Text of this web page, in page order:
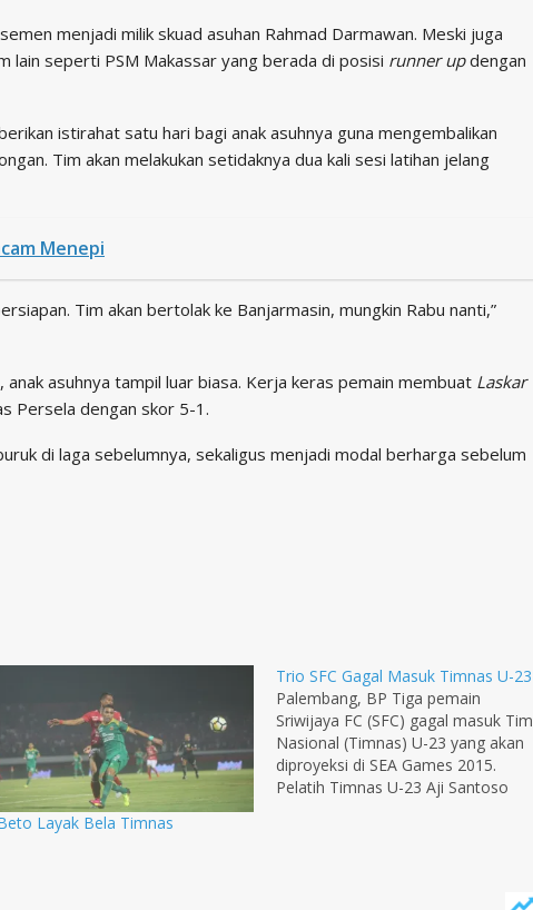
menjadi milik skuad asuhan Rahmad Darmawan. Meski juga
lain seperti PSM Makassar yang berada di posisi runner updengan
istirahat satu hari bagi anak asuhnya guna mengembalikan
Tim akan melakukan setidaknya dua kali sesi latihan jelang
Menepi
Tim akan bertolak ke Banjarmasin, mungkin Rabu nanti,”
asuhnya tampil luar biasa. Kerja keras pemain membuat Laskar
Persela dengan skor 5-1.
di laga sebelumnya, sekaligus menjadi modal berharga sebelum
Layak Bela Timnas
Trio SFC Gagal Masuk Timnas U-23
Palembang, BP Tiga pemain
Sriwijaya FC (SFC) gagal masuk Tim
Nasional (Timnas) U-23 yang akan
diproyeksi di SEA Games 2015.
Pelatih Timnas U-23 Aji Santoso
sebelumnya mengenakan seragam